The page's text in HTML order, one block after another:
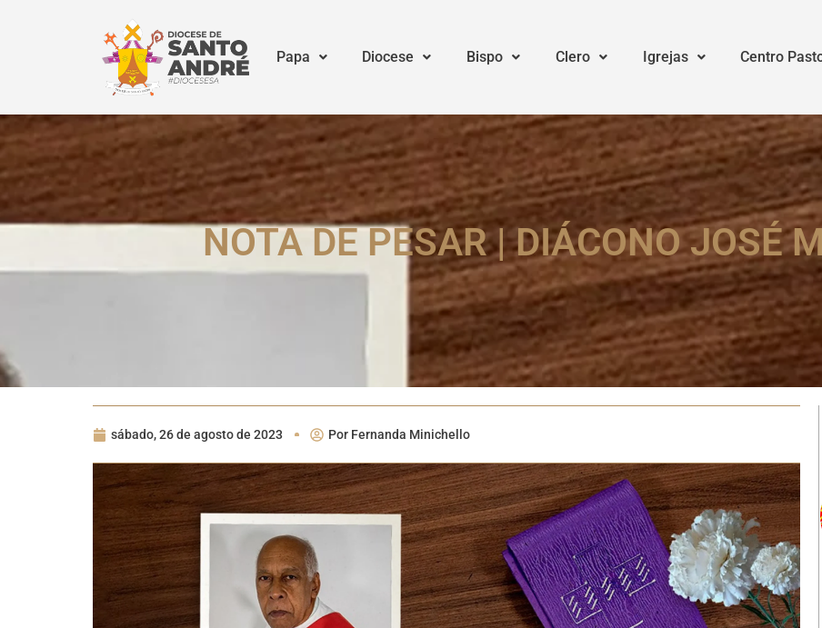
Papa Diocese Bispo Clero Igrejas Centro
NOTA DE PESAR | DIÁCONO JOSÉ
sábado, 26 de agosto de 2023 Por Fernanda Minichello